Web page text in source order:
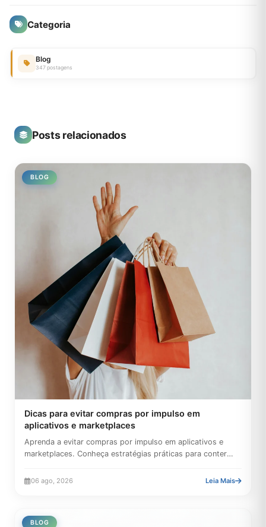
Categoria
Blog
347 postagens
Posts relacionados
BLOG
Dicas para evitar compras por impulso em
aplicativos e marketplaces
Aprenda a evitar compras por impulso em aplicativos e
marketplaces. Conheça estratégias práticas para conter
06 ago, 2026 Leia Mais
BLOG